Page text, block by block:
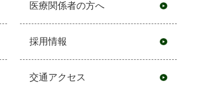
医療関係者の方へ
採用情報
交通アクセス